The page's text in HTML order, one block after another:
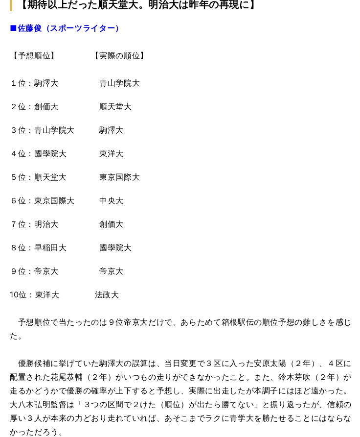
【期待以上だった順天堂大。明治大は昨年の再現に】
■佐藤俊（スポーツライター）
【予想順位】 【実際の順位】
１位：駒澤大 青山学院大
２位：創価大 順天堂大
３位：青山学院大 駒澤大
４位：國學院大 東洋大
５位：順天堂大 東京国際大
６位：東京国際大 中央大
７位：明治大 創価大
８位：早稲田大 國學院大
９位：帝京大 帝京大
10位：東洋大 法政大
予想順位で当たったのは９位帝京大だけで、あらためて箱根駅伝の順位予想の難しさを感じ
た。
優勝候補に挙げていた駒澤大の誤算は、当日変更で３区に入った安原太陽（２年）、４区に
配置された花尾恭輔（２年）がいつもの走りができなかったこと。また、鈴木芽吹（２年）が
走るかどうかで優勝の確率が上下すると予想し、実際に出走したが本調子にはほど遠かった。
大八木弘明監督は「３つの区間で２けた（順位）が出たら勝てない」と振り返ったが、信頼の
厚い３人が本来の力どおり走れていれば、あそこまでラクに青学大を勝たせることにはならな
かっただろう。